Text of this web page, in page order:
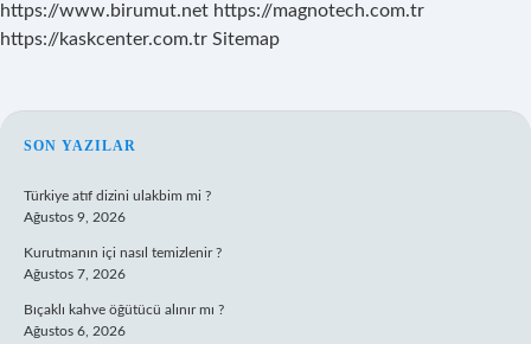
https://www.birumut.net https://magnotech.com.tr
https://kaskcenter.com.tr Sitemap
SIDEBAR
SON YAZILAR
Türkiye atıf dizini ulakbim mi ?
Ağustos 9, 2026
Kurutmanın içi nasıl temizlenir ?
Ağustos 7, 2026
Bıçaklı kahve öğütücü alınır mı ?
Ağustos 6, 2026